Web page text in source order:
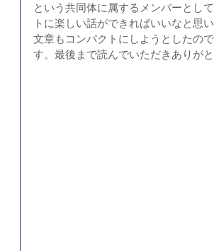
という共同体に属するメンバーとし
トに楽しい話ができればいいなと思い
文章もコンパクトにしようとしたの
す。最後まで読んでいただきありが